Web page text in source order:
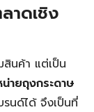
าดเชิง
นค้า แต่เป็น
น่ายถุงกระดาษ
นด์ได้ จึงเป็นที่